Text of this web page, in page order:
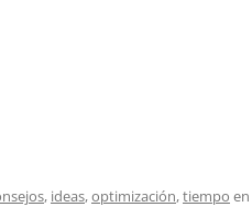
, ideas,optimización,tiempo en